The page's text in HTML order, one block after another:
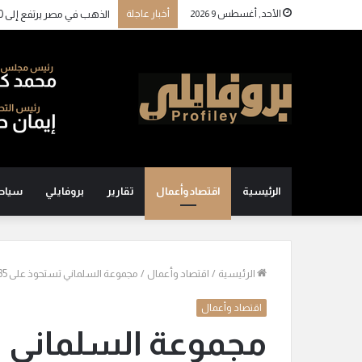
الأحد, أغسطس 9 2026 أخبار عاجلة الذهب في مصر يرتفع إلى 6100 جنيه للجرام بدعم من القفزة العالمية وتعافي الجنيه
الرئيسية اقتصاد وأعمال تقارير بروفايلي
الرئيسية / اقتصاد وأعمال / مجموعة السلماني تستحوذ على 35% من «لاتين شيرز»
اقتصاد وأعمال